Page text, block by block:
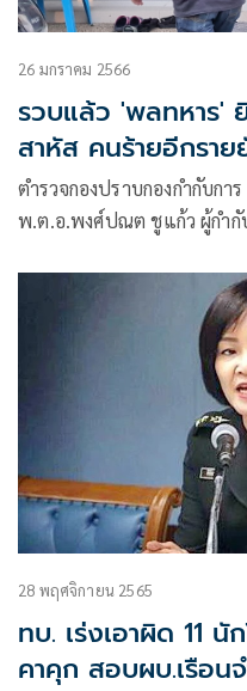
26 มกราคม 2566
รวบแล้ว 'พลทหาร'
สาหัส คนร้ายอีกรา
ตำรวจกองปราบกองกำกับกา
พ.ต.อ.พงศ์ปณต ชูแก้ว ผู้กำกั
สภ.เมืองสตูล ภายใต้การสั่งก
28 พฤศจิกายน 2565
ทบ. เร่งเอาผิด 11
คาคุก สอบผบ.เรือน